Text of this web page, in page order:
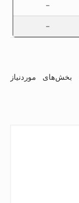
–
–
بخش‌های موردنیاز